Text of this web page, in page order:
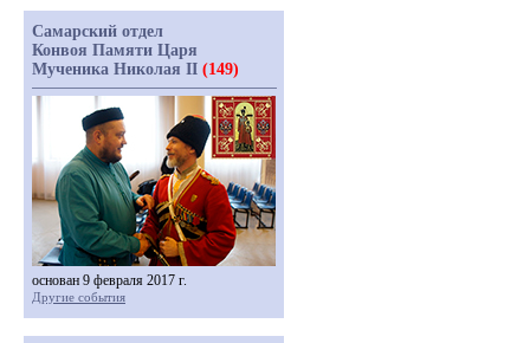
Самарский отдел
Конвоя Памяти Царя
Мученика Николая II (149)
основан 9 февраля 2017 г.
Другие события